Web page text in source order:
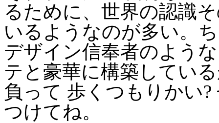
るために、世界の認識
いるようなのが多い。
デザイン信奉者のよう
テと豪華に構築してい
負って 歩くつもりかい
つけてね。